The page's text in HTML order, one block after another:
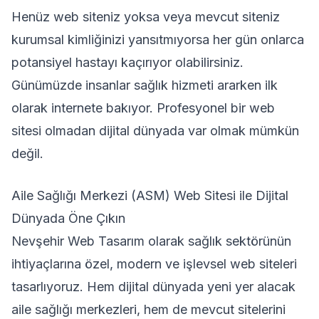
Henüz web siteniz yoksa veya mevcut siteniz
kurumsal kimliğinizi yansıtmıyorsa her gün onlarca
potansiyel hastayı kaçırıyor olabilirsiniz.
Günümüzde insanlar sağlık hizmeti ararken ilk
olarak internete bakıyor. Profesyonel bir web
sitesi olmadan dijital dünyada var olmak mümkün
değil.
Aile Sağlığı Merkezi (ASM) Web Sitesi ile Dijital
Dünyada Öne Çıkın
Nevşehir Web Tasarım olarak sağlık sektörünün
ihtiyaçlarına özel, modern ve işlevsel web siteleri
tasarlıyoruz. Hem dijital dünyada yeni yer alacak
aile sağlığı merkezleri, hem de mevcut sitelerini